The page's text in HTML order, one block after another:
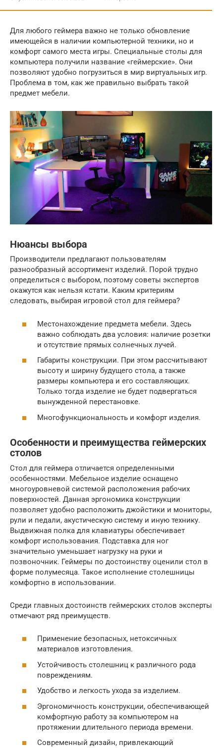
Для любого геймера важно не только обновление
имеющейся в наличии компьютерной техники, но и
комфорт самого места игры. Специальные столы для
компьютера получили название «геймерские». Они
позволяют удобно погрузиться в мир виртуальных игр.
Проблема в том, как же правильно выбрать такой
предмет мебели.
Нюансы выбора
Производители предлагают пользователям
разнообразный ассортимент изделий. Порой трудно
определиться с выбором, поэтому советы экспертов
окажутся как нельзя кстати. Каким критериям
следовать, выбирая игровой стол для геймера?
Местонахождение предмета мебели. Здесь
важно соблюдать два условия: наличие розетки
и отсутствие прямых солнечных лучей.
Габариты конструкции. При этом рассчитывают
высоту и ширину будущего стола, а также
размеры компьютера и его составляющих.
Только тогда изделие не будет подвергаться
вынужденной перестановке.
Многофункциональность и комфорт изделия.
Особенности и преимущества геймерских
столов
Стол для геймера отличается определенными
особенностями. Мебельное изделие оснащено
многоуровневой системой расположения рабочих
поверхностей. Данная эргономика конструкции
позволяет удобно расположить джойстики и мониторы,
рули и педали, акустическую систему и иную технику.
Выдвижная полка для клавиатуры обеспечивает
комфорт использования. Подставка для ног
значительно уменьшает нагрузку на руки и
позвоночник. Геймеры по достоинству оценили стол в
форме полумесяца. Такое исполнение столешницы
комфортно в использовании.
Среди главных достоинств геймерских столов эксперты
отмечают ряд преимуществ.
Применение безопасных, нетоксичных
материалов изготовления.
Устойчивость столешниц к различного рода
повреждениям.
Удобство и легкость ухода за изделием.
Эргономичность конструкции, обеспечивающей
комфортную работу за компьютером на
протяжении длительного периода времени.
Современный дизайн, привлекающий